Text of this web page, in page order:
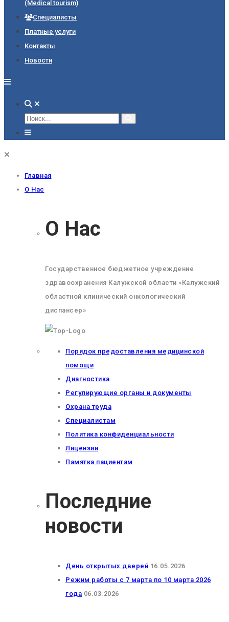
(Medical tourism)
Специалисты
Платные услуги
Контакты
Новости
Главная
О Нас
О Нас
Государственное бюджетное учреждение
здравоохранения Калужской области «Калужский
областной клинический онкологический
диспансер»
Порядок предоставления медицинской
помощи
Диагностика
Регулирующие органы и документы
Охрана труда
Специалистам
Политика конфиденциальности
Лицензии
Памятка пациентам
Последние
новости
День открытых дверей 16.05.2026
Режим работы с 7 марта по 10 марта 2026
года 06.03.2026